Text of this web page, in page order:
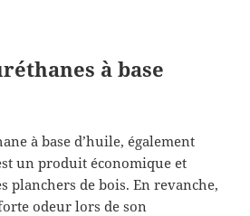
à base
à base d’huile, également
un produit économique et
planchers de bois. En revanche,
odeur lors de son